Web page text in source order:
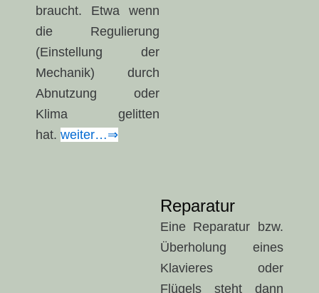
braucht. Etwa wenn
die Regulierung
(Einstellung der
Mechanik) durch
Abnutzung oder
Klima gelitten
hat. weiter…⇒
Reparatur
Eine Reparatur bzw.
Überholung eines
Klavieres oder
Flügels steht dann